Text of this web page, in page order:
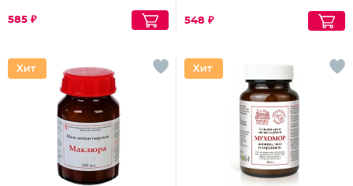
585 ₽ 548 ₽